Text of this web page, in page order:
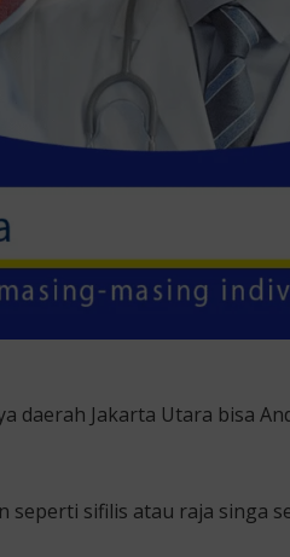
daerah Jakarta Utara bisa
seperti sifilis atau raja singa